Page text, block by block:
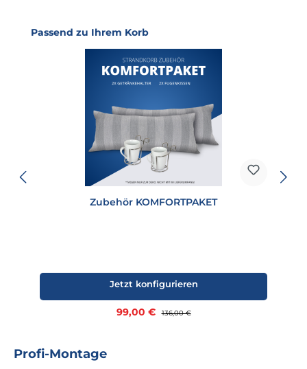
Produktgalerie überspringen
Passend zu Ihrem Korb
Zubehör KOMFORTPAKET
Verkaufspreis:
99,00 € Regulärer Preis:
136,00 €
Jetzt konfigurieren
Profi-Montage